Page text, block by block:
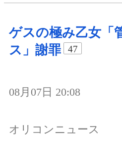
ゲスの極み乙女「
ス」謝罪
47
08月07日 20:08
オリコンニュース